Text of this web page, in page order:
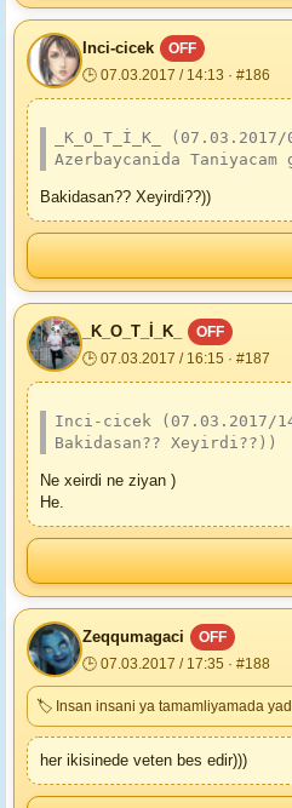
Inci-cicek
OFF
🕒 07.03.2017 / 14:13 · #186
_K_O_T_İ_K_
Azerbaycanida
Bakidasan?? Xeyirdi??))
_K_O_T_İ_K_
OFF
🕒 07.03.2017 / 16:15 · #187
Inci-cicek (07.03.2017/
Bakidasan?? Xeyirdi??))
Ne xeirdi ne ziyan )
He.
Zeqqumagaci
OFF
🕒 07.03.2017 / 17:35 · #188
🏷 Insan insani ya tamamliyamada
her ikisinede veten bes edir)))